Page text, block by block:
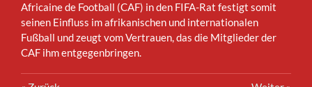
Africaine de Football (CAF) in den FIFA-Rat festigt somit
seinen Einfluss im afrikanischen und internationalen
Fußball und zeugt vom Vertrauen, das die Mitglieder der
CAF ihm entgegenbringen.